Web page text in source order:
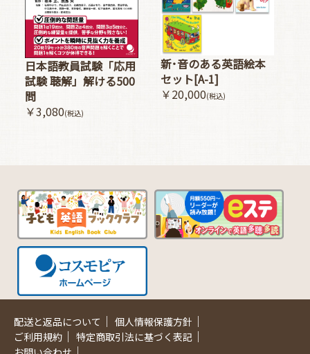
日本語教員試験「応用
試験 聴解」解ける500
問
￥3,080(税込)
新･音のある英語絵本
セット[A-1]
￥20,000(税込)
配送と返品について ｜ 個人情報保護方針 ｜
ご利用規約 ｜ 特定商取引法に基づく表記 ｜